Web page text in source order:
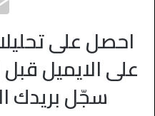
احصل على
على الايميل
سجّل بريدك